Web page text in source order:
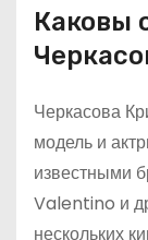
Каковы
Черкасова
модель и
известными
Valentino и
нескольких